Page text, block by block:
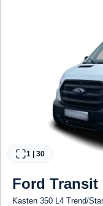
1 | 30
Ford Transit
Kasten 350 L4 Trend/